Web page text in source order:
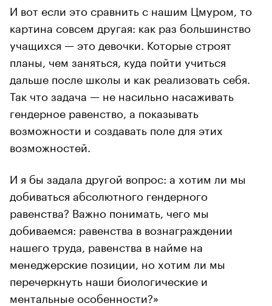
И вот если это сравнить с нашим Цмуром, то
картина совсем другая: как раз большинство
учащихся — это девочки. Которые строят
планы, чем заняться, куда пойти учиться
дальше после школы и как реализовать себя.
Так что задача — не насильно насаживать
гендерное равенство, а показывать
возможности и создавать поле для этих
возможностей.
И я бы задала другой вопрос: а хотим ли мы
добиваться абсолютного гендерного
равенства? Важно понимать, чего мы
добиваемся: равенства в вознаграждении
нашего труда, равенства в найме на
менеджерские позиции, но хотим ли мы
перечеркнуть наши биологические и
ментальные особенности?»